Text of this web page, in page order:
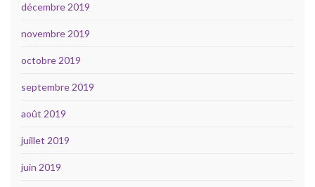
décembre 2019
novembre 2019
octobre 2019
septembre 2019
août 2019
juillet 2019
juin 2019